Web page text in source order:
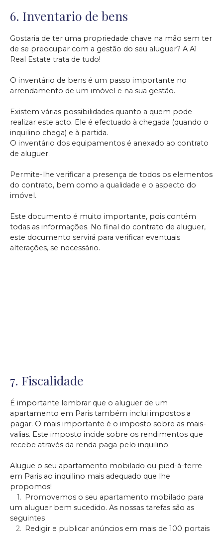
6. Inventario de bens
Gostaria de ter uma propriedade chave na mão sem ter
de se preocupar com a gestão do seu aluguer? A A1
Real Estate trata de tudo!
O inventário de bens é um passo importante no
arrendamento de um imóvel e na sua gestão.
Existem várias possibilidades quanto a quem pode
realizar este acto. Ele é efectuado à chegada (quando o
inquilino chega) e à partida.
O inventário dos equipamentos é anexado ao contrato
de aluguer.
Permite-lhe verificar a presença de todos os elementos
do contrato, bem como a qualidade e o aspecto do
imóvel.
Este documento é muito importante, pois contém
todas as informações. No final do contrato de aluguer,
este documento servirá para verificar eventuais
alterações, se necessário.
7. Fiscalidade
É importante lembrar que o aluguer de um
apartamento em Paris também inclui impostos a
pagar. O mais importante é o imposto sobre as mais-
valias. Este imposto incide sobre os rendimentos que
recebe através da renda paga pelo inquilino.
Alugue o seu apartamento mobilado ou pied-à-terre
em Paris ao inquilino mais adequado que lhe
propomos!
Promovemos o seu apartamento mobilado para
um aluguer bem sucedido. As nossas tarefas são as
seguintes
Redigir e publicar anúncios em mais de 100 portais